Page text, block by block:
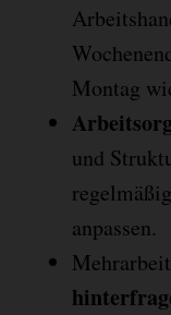
Montag
und
anpassen.